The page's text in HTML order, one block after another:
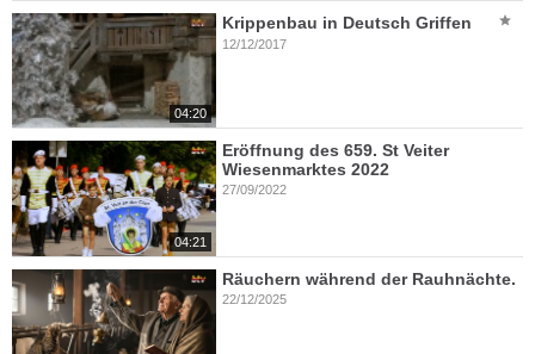
04:20
Krippenbau in Deutsch Griffen
12/12/2017
04:21
Eröffnung des 659. St Veiter
Wiesenmarktes 2022
27/09/2022
Räuchern während der Rauhnächte.
22/12/2025